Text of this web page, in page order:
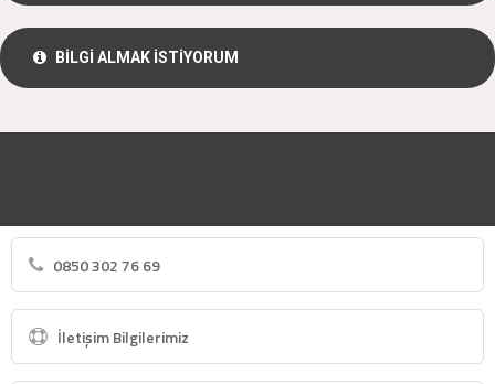
BİLGİ ALMAK İSTİYORUM
0850 302 76 69
İletişim Bilgilerimiz